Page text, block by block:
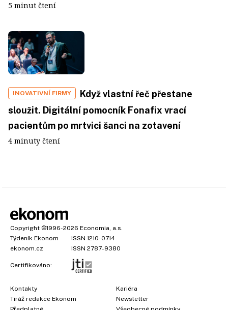
5 minut čtení
INOVATIVNÍ FIRMY
Když vlastní řeč přestane
sloužit. Digitální pomocník Fonafix vrací
pacientům po mrtvici šanci na zotavení
4 minuty čtení
Copyright ©1996-2026 Economia, a.s.
Týdeník Ekonom
ISSN 1210-0714
ekonom.cz
ISSN 2787-9380
Certifikováno:
Kontakty
Tiráž redakce Ekonom
Kariéra
Newsletter